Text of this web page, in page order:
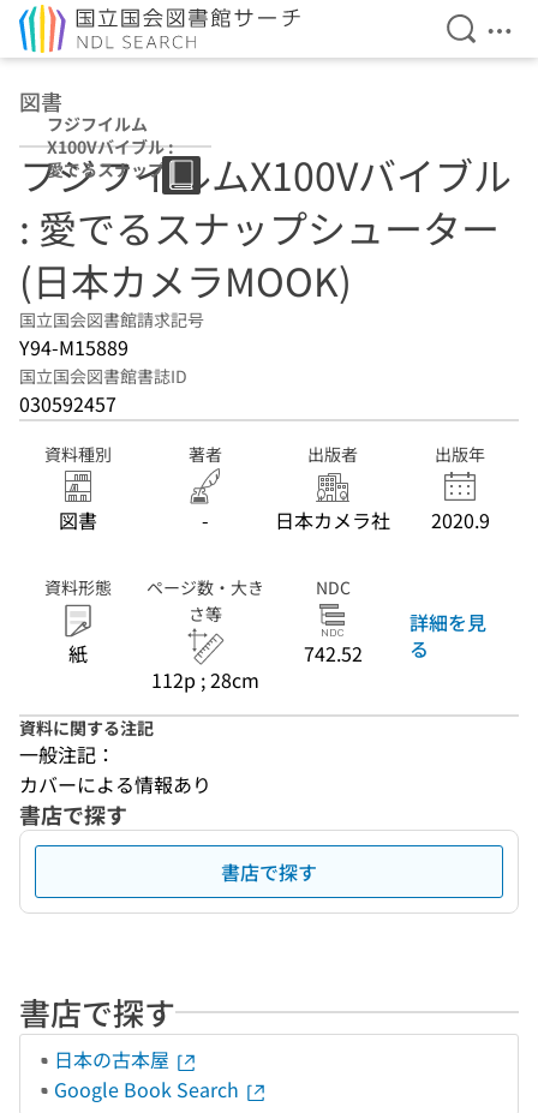
検索を
メ
図書
フジフイルム
X100Vバイブル :
愛でるスナップシ
ューター (日本カ
メラMOOK)
フジフイルムX100Vバイブル
: 愛でるスナップシューター
(日本カメラMOOK)
国立国会図書館請求記号
Y94-M15889
国立国会図書館書誌ID
030592457
資料種別
図書
著者
-
出版者
日本カメラ社
出版年
2020.9
資料形態
紙
ページ数・大き
さ等
112p ; 28cm
NDC
742.52
詳細を見
る
資料に関する注記
一般注記：
カバーによる情報あり
書店で探す
書店で探す
書店で探す
日本の古本屋
Google Book Search